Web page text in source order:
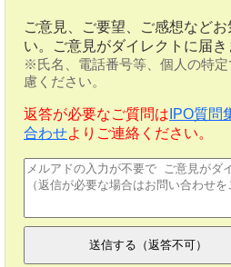
ご意見、ご要望、ご感想など
い。ご意見がダイレクトに届き
※氏名、電話番号等、個人の特
慮ください。
返答が必要なご質問は IPO質問
合わせよりご連絡ください。